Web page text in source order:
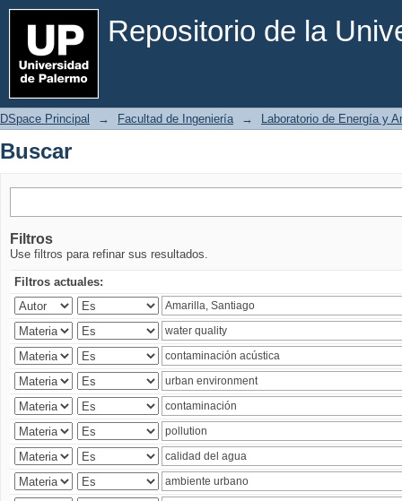
Repositorio de la
Buscar
DSpace Principal → Facultad de Ingeniería → Laboratorio de Energía y
Buscar
Filtros
Use filtros para refinar sus resultados.
Filtros actuales: